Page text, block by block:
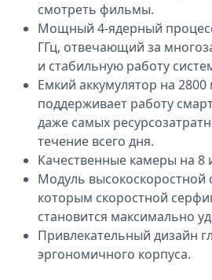
смотреть фильмы.
Мощный 4-ядерный
ГГц, отвечающий за
и стабильную работу
Емкий аккумулятор на
поддерживает работу
даже самых
течение всего дня.
Качественные камеры на 8
Модуль высокоскоростной
которым скоростной
становится максимально
Привлекательный дизайн
эргономичного корпуса.